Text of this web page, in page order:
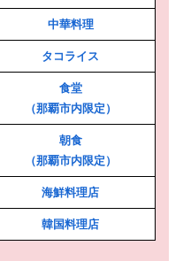
中華料理
タコライス
食堂
（那覇市内限定）
朝食
（那覇市内限定）
海鮮料理店
韓国料理店